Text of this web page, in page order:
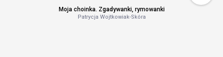
Moja choinka. Zgadywanki, rymowanki
Patrycja Wojtkowiak-Skóra